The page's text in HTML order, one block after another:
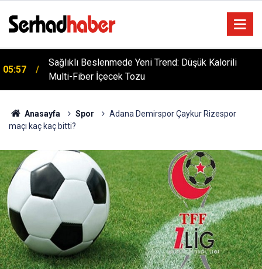
05:57
Sağlıklı Beslenmede Yeni Trend: Düşük Kalorili
Multi-Fiber İçecek Tozu
Anasayfa Spor
Adana Demirspor Çaykur Rizespor
maçı kaç kaç bitti?